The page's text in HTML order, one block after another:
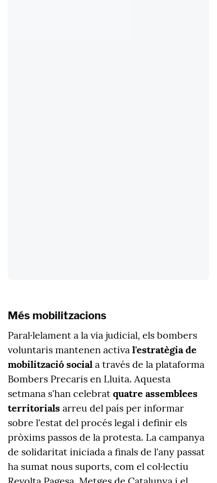
Més mobilitzacions
Paral·lelament a la via judicial, els bombers
voluntaris mantenen activa l'estratègia de
mobilització social a través de la plataforma
Bombers Precaris en Lluita. Aquesta
setmana s'han celebrat quatre assemblees
territorials arreu del país per informar
sobre l'estat del procés legal i definir els
pròxims passos de la protesta. La campanya
de solidaritat iniciada a finals de l'any passat
ha sumat nous suports, com el col·lectiu